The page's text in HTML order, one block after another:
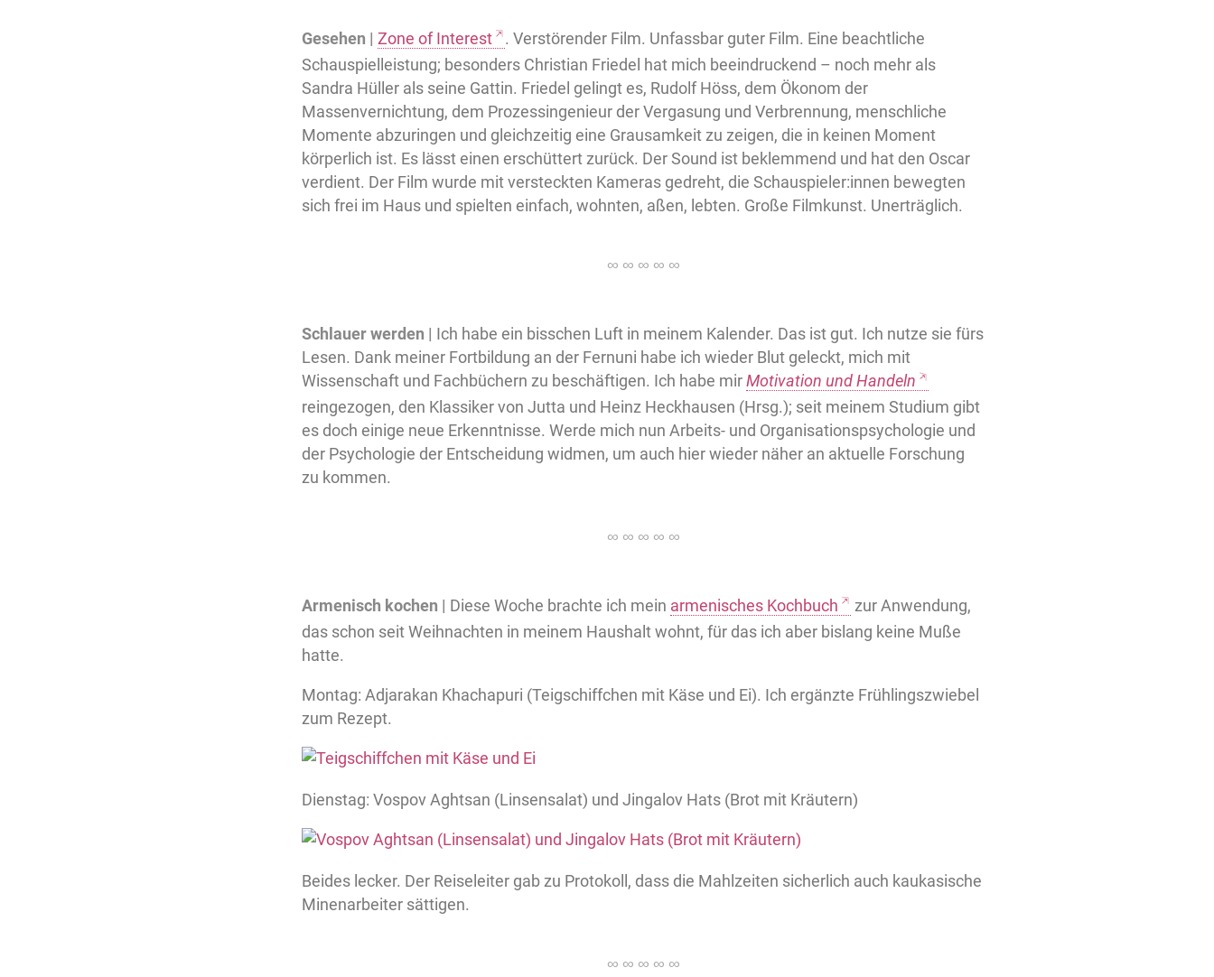
Gesehen | Zone of Interest
. Verstörender Film. Unfassbar guter Film. Eine beachtliche
Schauspielleistung; besonders Christian Friedel hat mich beeindruckend – noch mehr als
Sandra Hüller als seine Gattin. Friedel gelingt es, Rudolf Höss, dem Ökonom der
Massenvernichtung, dem Prozessingenieur der Vergasung und Verbrennung, menschliche
Momente abzuringen und gleichzeitig eine Grausamkeit zu zeigen, die in keinen Moment
körperlich ist. Es lässt einen erschüttert zurück. Der Sound ist beklemmend und hat den Oscar
verdient. Der Film wurde mit versteckten Kameras gedreht, die Schauspieler:innen bewegten
sich frei im Haus und spielten einfach, wohnten, aßen, lebten. Große Filmkunst. Unerträglich.
Schlauer werden | Ich habe ein bisschen Luft in meinem Kalender. Das ist gut. Ich nutze sie fürs
Lesen. Dank meiner Fortbildung an der Fernuni habe ich wieder Blut geleckt, mich mit
Wissenschaft und Fachbüchern zu beschäftigen. Ich habe mirMotivation und Handeln
reingezogen, den Klassiker von Jutta und Heinz Heckhausen (Hrsg.); seit meinem Studium gibt
es doch einige neue Erkenntnisse. Werde mich nun Arbeits- und Organisationspsychologie und
der Psychologie der Entscheidung widmen, um auch hier wieder näher an aktuelle Forschung
zu kommen.
Armenisch kochen | Diese Woche brachte ich mein armenisches Kochbuch
zur Anwendung,
das schon seit Weihnachten in meinem Haushalt wohnt, für das ich aber bislang keine Muße
hatte.
Montag: Adjarakan Khachapuri (Teigschiffchen mit Käse und Ei). Ich ergänzte Frühlingszwiebel
zum Rezept.
Dienstag: Vospov Aghtsan (Linsensalat) und Jingalov Hats (Brot mit Kräutern)
Beides lecker. Der Reiseleiter gab zu Protokoll, dass die Mahlzeiten sicherlich auch kaukasische
Minenarbeiter sättigen.